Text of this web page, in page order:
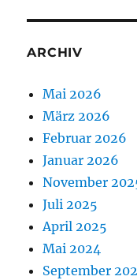
ARCHIV
Mai 2026
März 2026
Februar 2026
Januar 2026
November
Juli 2025
April 2025
Mai 2024
September